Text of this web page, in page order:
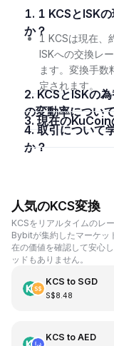
1. 1 KCSとISKの現在の為替レートはいくらです
か？
1 KCSは現在、
ISKへの交換レ
ます。変換手
定されます。
2. KCSとISKの為替レートにおける、過去24時間
の変動率につい
3. 現在の
4. 取引について学ぶための資料はどこにあります
か？
人気のKCS変換
KCSをリアルタイムのレ
Bybitが集約したマーケッ
在の価値を確認して安心
ッドもありません。
KCS to SGD
S$8.48
KCS to AED